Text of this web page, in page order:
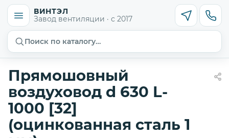
ВИНТЭЛ
Завод вентиляции · с 2017
Поиск по каталогу…
Прямошовный
воздуховод d 630 L-
1000 [32]
(оцинкованная сталь 1